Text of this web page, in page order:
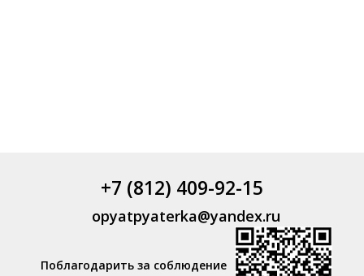
+7 (812) 409-92-15
opyatpyaterka@yandex.ru
Поблагодарить за соблюдение